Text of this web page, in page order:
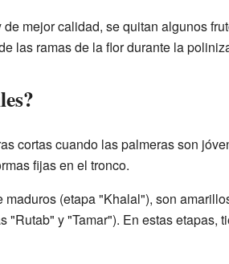
mejor calidad, se quitan algunos
las ramas de la flor durante la
cortas cuando las palmeras son
fijas en el tronco.
(etapa "Khalal"), son
y "Tamar"). En estas etapas,